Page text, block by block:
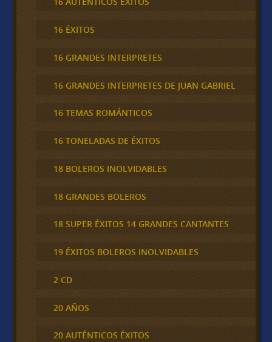
16 ÉXITOS
16 GRANDES INTERPRETES
16 GRANDES INTERPRETES DE JUAN GABRIEL
16 TEMAS ROMÁNTICOS
16 TONELADAS DE ÉXITOS
18 BOLEROS INOLVIDABLES
18 GRANDES BOLEROS
18 SUPER ÉXITOS 14 GRANDES CANTANTES
19 ÉXITOS BOLEROS INOLVIDABLES
2 CD
20 AÑOS
20 AUTÉNTICOS ÉXITOS